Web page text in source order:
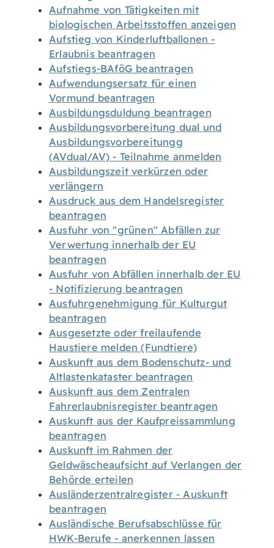
Aufnahme von Tätigkeiten mit
biologischen Arbeitsstoffen anzeigen
Aufstieg von Kinderluftballonen -
Erlaubnis beantragen
Aufstiegs-BAföG beantragen
Aufwendungsersatz für einen
Vormund beantragen
Ausbildungsduldung beantragen
Ausbildungsvorbereitung dual und
Ausbildungsvorbereitungg
(AVdual/AV) - Teilnahme anmelden
Ausbildungszeit verkürzen oder
verlängern
Ausdruck aus dem Handelsregister
beantragen
Ausfuhr von "grünen" Abfällen zur
Verwertung innerhalb der EU
beantragen
Ausfuhr von Abfällen innerhalb der EU
- Notifizierung beantragen
Ausfuhrgenehmigung für Kulturgut
beantragen
Ausgesetzte oder freilaufende
Haustiere melden (Fundtiere)
Auskunft aus dem Bodenschutz- und
Altlastenkataster beantragen
Auskunft aus dem Zentralen
Fahrerlaubnisregister beantragen
Auskunft aus der Kaufpreissammlung
beantragen
Auskunft im Rahmen der
Geldwäscheaufsicht auf Verlangen der
Behörde erteilen
Ausländerzentralregister - Auskunft
beantragen
Ausländische Berufsabschlüsse für
HWK-Berufe - anerkennen lassen